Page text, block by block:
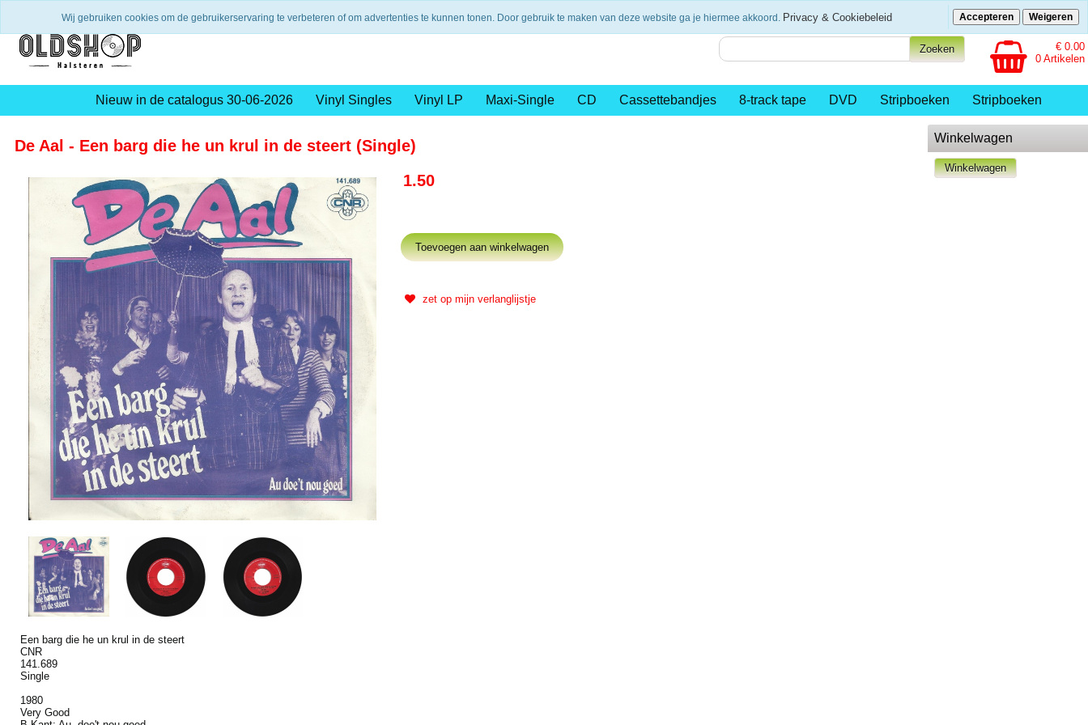
Verzending binnen 2 a 3 werkdagen Gratis verzending vanaf €75,- (NL) 14 dagen retourtermijn Veilig en eenvoudig betalen
€ 0.00
0 Artikelen
Nieuw in de catalogus 30-06-2026 Vinyl Singles Vinyl LP Maxi-Single CD Cassettebandjes 8-track tape DVD Stripboeken Stripboeken
De Aal - Een barg die he un krul in de steert (Single)
1.50
zet op mijn verlanglijstje
Een barg die he un krul in de steert
CNR
141.689
Single
1980
Very Good
Winkelwagen
Wij gebruiken cookies om de gebruikerservaring te verbeteren of om advertenties te kunnen tonen. Door gebruik te maken van deze website ga je hiermee akkoord. Privacy & Cookiebeleid Accepteren Weigeren